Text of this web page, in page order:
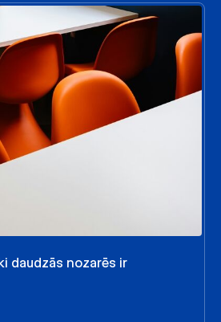
daudzās nozarēs ir